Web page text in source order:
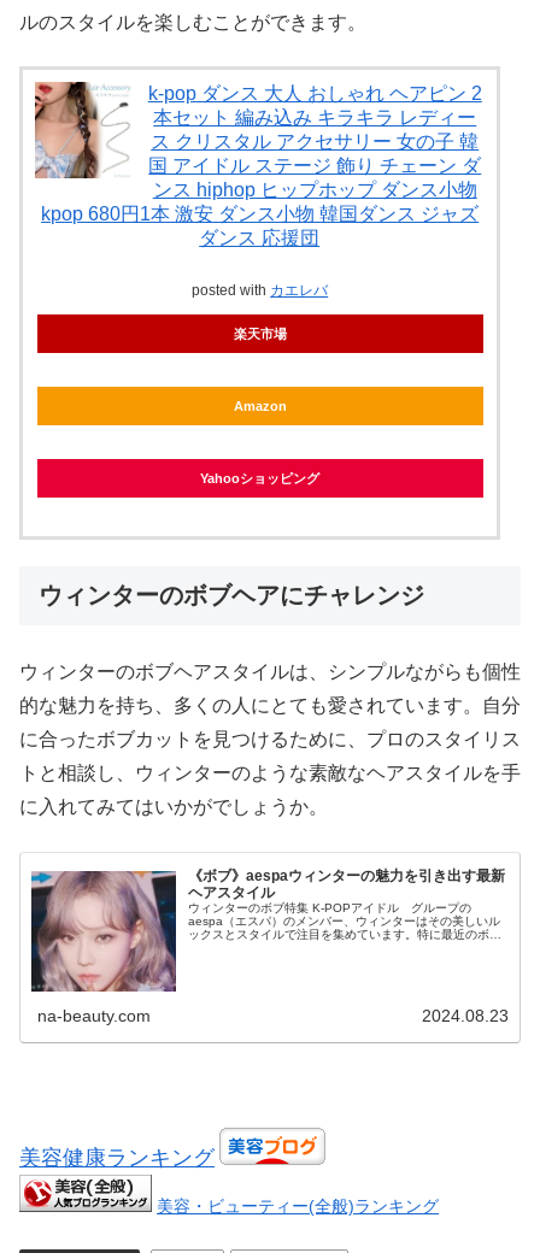
ルのスタイルを楽しむことができます。
k-pop ダンス 大人 おしゃれ ヘアピン 2
本セット 編み込み キラキラ レディー
ス クリスタル アクセサリー 女の子 韓
国 アイドル ステージ 飾り チェーン ダ
ンス hiphop ヒップホップ ダンス小物
kpop 680円1本 激安 ダンス小物 韓国ダンス ジャズ
ダンス 応援団
posted with カエレバ
楽天市場
Amazon
Yahooショッピング
ウィンターのボブヘアにチャレンジ
ウィンターのボブヘアスタイルは、シンプルながらも個性
的な魅力を持ち、多くの人にとても愛されています。自分
に合ったボブカットを見つけるために、プロのスタイリス
トと相談し、ウィンターのような素敵なヘアスタイルを手
に入れてみてはいかがでしょうか。
《ボブ》aespaウィンターの魅力を引き出す最新
ヘアスタイル
ウィンターのボブ特集 K-POPアイドル グループの
aespa（エスパ）のメンバー、ウィンターはその美しいル
ックスとスタイルで注目を集めています。特に最近のボブ
na-beauty.com 2024.08.23
美容健康ランキング
美容・ビューティー(全般)ランキング